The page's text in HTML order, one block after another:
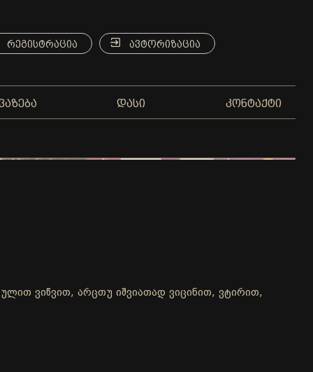
ᲠᲔᲒᲘᲡᲢᲠᲐᲪᲘᲐ ᲐᲕᲢᲝᲠᲘᲖᲐᲪᲘᲐ
ᲓᲐᲡᲘ ᲙᲝᲜᲢᲐᲥᲢᲘ
ვიწვით, არცთუ იშვიათად ვიცინით, ვტირით,